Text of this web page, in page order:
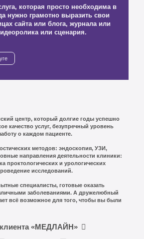
которая просто необходима в
нужно грамотно выразить свои
сайта или блога, журнала или
или сценария.
центр, который долгие годы успешно
качество услуг, безупречный уровень
о каждом пациенте.
методов: эндоскопия, УЗИ,
направления деятельности клиники:
проктологических и урологических
исследований.
специалисты, готовые оказать
заболеваниями. А дружелюбный
всё возможное для того, чтобы вы были
«МЕДЛАЙН»